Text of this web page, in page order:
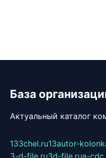
База
Актуальный каталог
133chel.ru13autor-